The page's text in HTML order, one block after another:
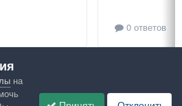
0 ответов
всё
на